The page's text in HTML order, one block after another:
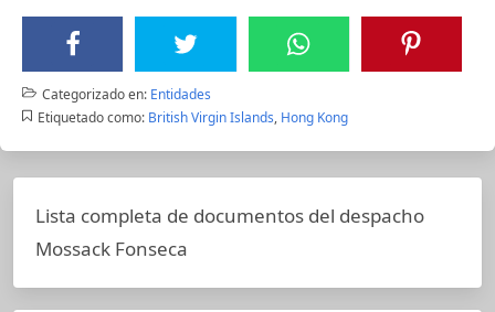
Categorizado en: Entidades
Etiquetado como: British Virgin Islands, Hong Kong
Lista completa de documentos del despacho
Mossack Fonseca